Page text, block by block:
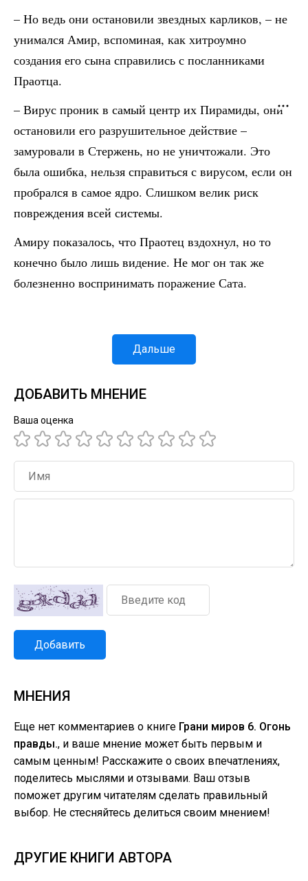
– Но ведь они остановили звездных карликов, – не
унимался Амир, вспоминая, как хитроумно
создания его сына справились с посланниками
Праотца.
– Вирус проник в самый центр их Пирамиды, они
остановили его разрушительное действие –
замуровали в Стержень, но не уничтожали. Это
была ошибка, нельзя справиться с вирусом, если он
пробрался в самое ядро. Слишком велик риск
повреждения всей системы.
Амиру показалось, что Праотец вздохнул, но то
конечно было лишь видение. Не мог он так же
болезненно воспринимать поражение Сата.
Дальше
ДОБАВИТЬ МНЕНИЕ
Ваша оценка
Добавить
МНЕНИЯ
Еще нет комментариев о книге Грани миров 6. Огонь
правды., и ваше мнение может быть первым и
самым ценным! Расскажите о своих впечатлениях,
поделитесь мыслями и отзывами. Ваш отзыв
поможет другим читателям сделать правильный
выбор. Не стесняйтесь делиться своим мнением!
ДРУГИЕ КНИГИ АВТОРА